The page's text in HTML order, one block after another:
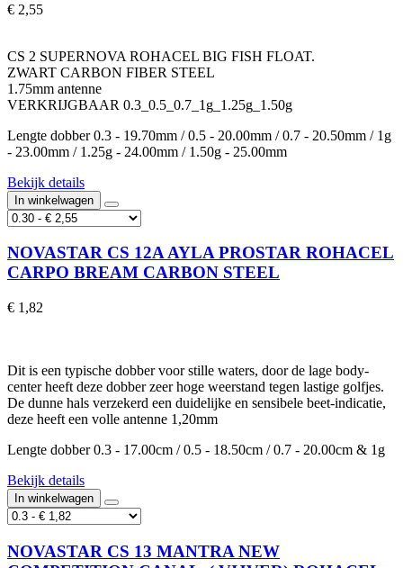
€ 2,55
CS 2 SUPERNOVA ROHACEL BIG FISH FLOAT.
ZWART CARBON FIBER STEEL
1.75mm antenne
VERKRIJGBAAR 0.3_0.5_0.7_1g_1.25g_1.50g
Lengte dobber 0.3 - 19.70mm / 0.5 - 20.00mm / 0.7 - 20.50mm / 1g
- 23.00mm / 1.25g - 24.00mm / 1.50g - 25.00mm
Bekijk details
In winkelwagen
NOVASTAR CS 12A AYLA PROSTAR ROHACEL
CARPO BREAM CARBON STEEL
€ 1,82
Dit is een typische dobber voor stille waters, door de lage body-
center heeft deze dobber zeer hoge weerstand tegen lastige golfjes.
De dunne hals verzekerd een duidelijke en sensibele beet-indicatie,
deze heeft een volle antenne 1,20mm
Lengte dobber 0.3 - 17.00cm / 0.5 - 18.50cm / 0.7 - 20.00cm & 1g
Bekijk details
In winkelwagen
NOVASTAR CS 13 MANTRA NEW